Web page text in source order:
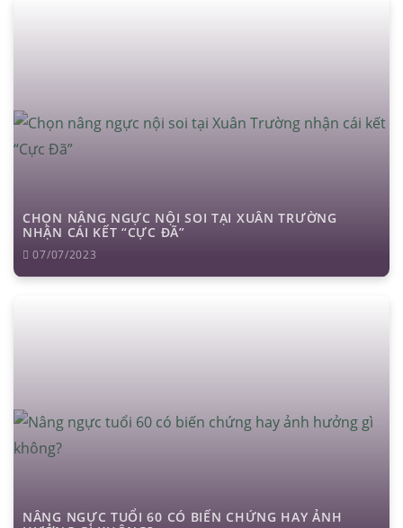
CHỌN NÂNG NGỰC NỘI SOI TẠI XUÂN TRƯỜNG
NHẬN CÁI KẾT “CỰC ĐÃ”
07/07/2023
NÂNG NGỰC TUỔI 60 CÓ BIẾN CHỨNG HAY ẢNH